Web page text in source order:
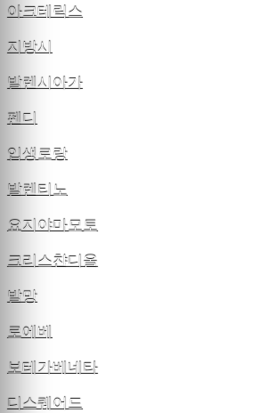
아크테릭스
지방시
발렌시아가
펜디
입생로랑
발렌티노
요지야마모토
크리스챤디올
발망
로에베
보테가베네타
디스퀘어드